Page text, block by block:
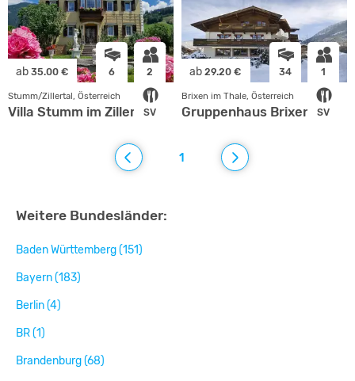
ab 35.00 € 6 2
SV
Stumm/Zillertal, Österreich
Villa Stumm im Zillertal
ab 29.20 € 34 1
SV
Brixen im Thale, Österreich
Gruppenhaus Brixen
1
Weitere Bundesländer:
Baden Württemberg (151)
Bayern (183)
Berlin (4)
BR (1)
Brandenburg (68)